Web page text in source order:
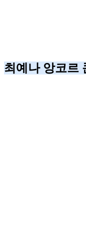
최예나 앙코르